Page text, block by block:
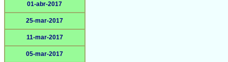
01-abr-2017
25-mar-2017
11-mar-2017
05-mar-2017